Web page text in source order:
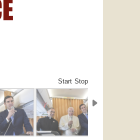
Start Stop